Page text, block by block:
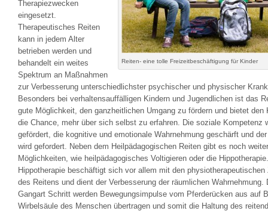
Reiten- eine tolle Freizeitbeschäftigung für Kinder
Therapiezwecken
eingesetzt.
Therapeutisches Reiten
kann in jedem Alter
betrieben werden und
behandelt ein weites
Spektrum an Maßnahmen
zur Verbesserung unterschiedlichster psychischer und physischer
Besonders bei verhaltensauffälligen Kindern und Jugendlichen ist das
gute Möglichkeit, den ganzheitlichen Umgang zu fördern und bietet den
die Chance, mehr über sich selbst zu erfahren. Die soziale Kompetenz
gefördert, die kognitive und emotionale Wahrnehmung geschärft und
wird gefordert. Neben dem Heilpädagogischen Reiten gibt es noch
Möglichkeiten, wie heilpädagogisches Voltigieren oder die
Hippotherapie beschäftigt sich vor allem mit den physiotherapeutischen
des Reitens und dient der Verbesserung der räumlichen Wahrnehmung.
Gangart Schritt werden Bewegungsimpulse vom Pferderücken aus auf
Wirbelsäule des Menschen übertragen und somit die Haltung des